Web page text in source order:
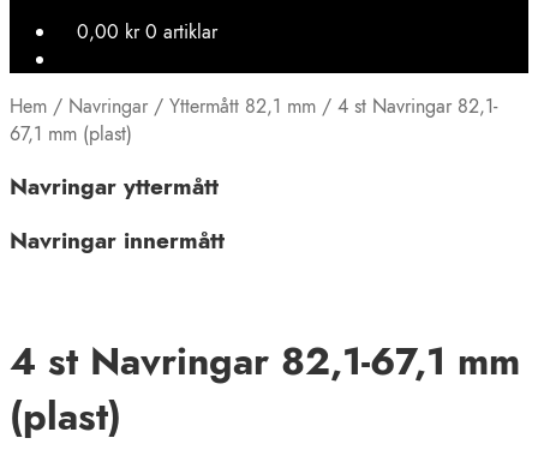
0,00 kr 0 artiklar
Hem / Navringar/ Yttermått 82,1 mm / 4 st Navringar 82,1-
67,1 mm (plast)
4 st Navringar 82,1-67,1 mm
(plast)
Navringar yttermått
Navringar innermått